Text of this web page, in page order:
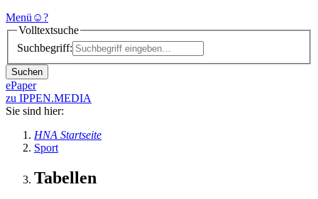
Menü ☺?
Volltextsuche
Suchbegriff:
Suchen
ePaper
zu IPPEN.MEDIA
Sie sind hier:
HNA Startseite
Sport
Tabellen